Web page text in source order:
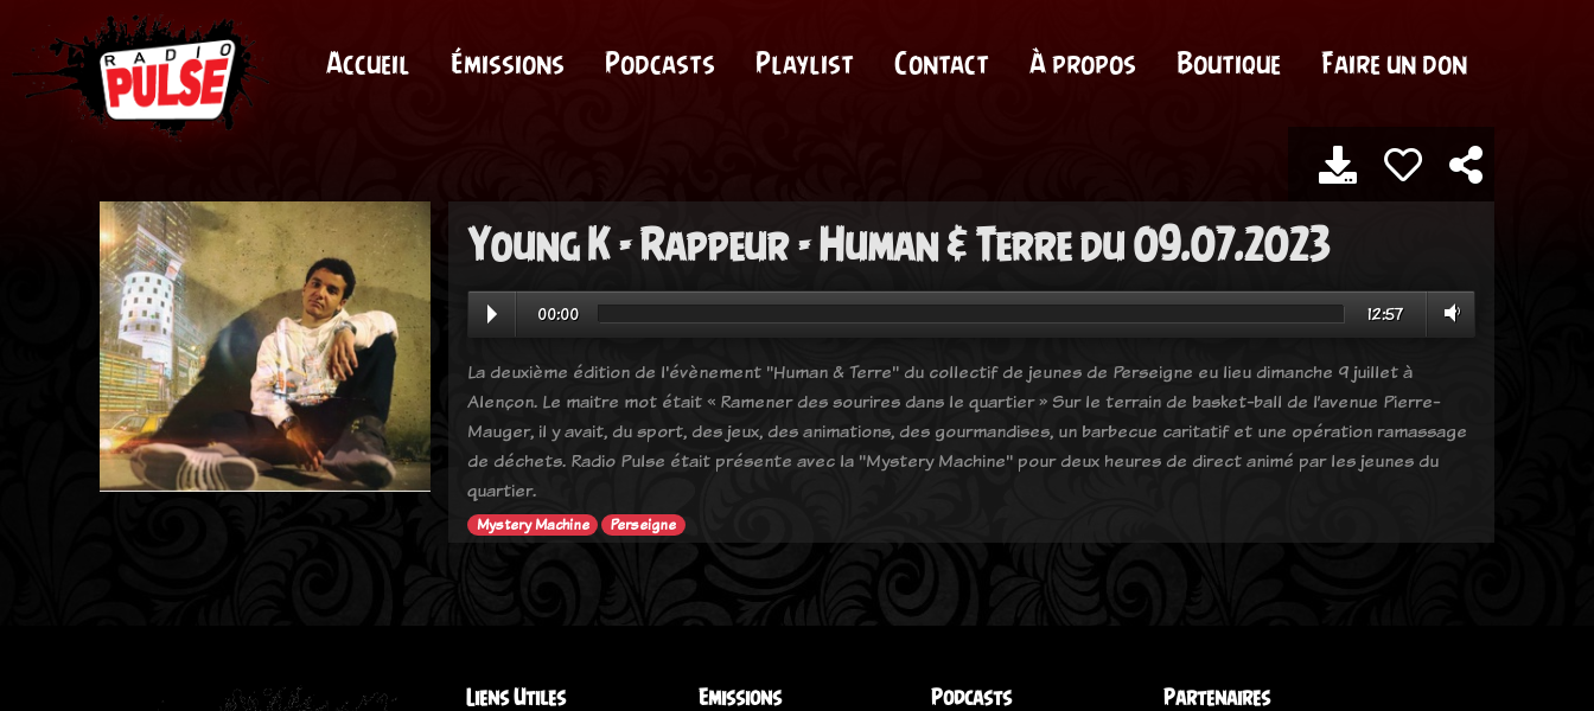
Accueil Émissions Podcasts Playlist Contact À propos Boutique Faire un don
Young K - Rappeur - Human & Terre du 09.07.2023
00:00 12:57
La deuxième édition de l'évènement " Human & Terre" du collectif de jeunes de Perseigne eu lieu dimanche 9 juillet à
Alençon. Le maitre mot était « Ramener des sourires dans le quartier » Sur le terrain de basket-ball de l’avenue Pierre-
Mauger, il y avait, du sport, des jeux, des animations, des gourmandises, un barbecue caritatif et une opération ramassage
de déchets. Radio Pulse était présente avec la "Mystery Machine" pour deux heures de direct animé par les jeunes du
quartier.
Mystery Machine Perseigne
Liens Utiles Emissions Podcasts Partenaires